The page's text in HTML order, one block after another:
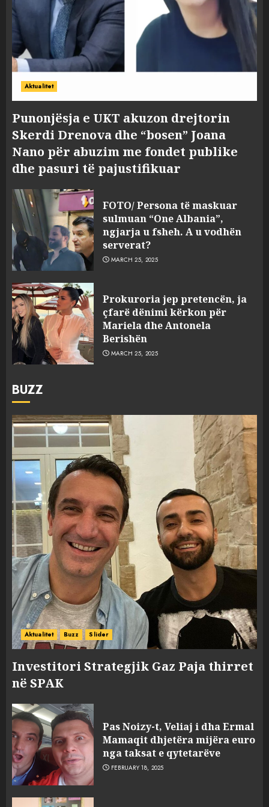
Aktualitet
Punonjësja e UKT akuzon drejtorin
Skerdi Drenova dhe “bosen” Joana
Nano për abuzim me fondet publike
dhe pasuri të pajustifikuar
FOTO/ Persona të maskuar
sulmuan “One Albania”,
ngjarja u fsheh. A u vodhën
serverat?
MARCH 25, 2025
Prokuroria jep pretencën, ja
çfarë dënimi kërkon për
Mariela dhe Antonela
Berishën
MARCH 25, 2025
BUZZ
Aktualitet Buzz Slider
Investitori Strategjik Gaz Paja thirret
në SPAK
Pas Noizy-t, Veliaj i dha Ermal
Mamaqit dhjetëra mijëra euro
nga taksat e qytetarëve
FEBRUARY 18, 2025